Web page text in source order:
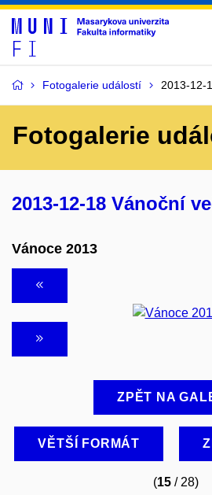
Fotogalerie událostí 2013-12-
Fotogalerie
2013-12-18 Vánoční
Vánoce 2013
ZPĚT NA
VĚTŠÍ FORMÁT
(15 / 28)